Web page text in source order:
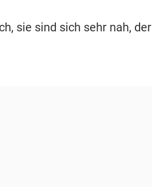
sie sind sich sehr nah, der